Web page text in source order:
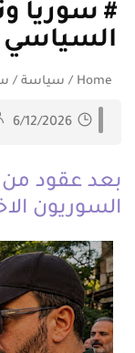
سوريا
السياسي
Home
/ سياسة /
بعد عقود من
السوريون